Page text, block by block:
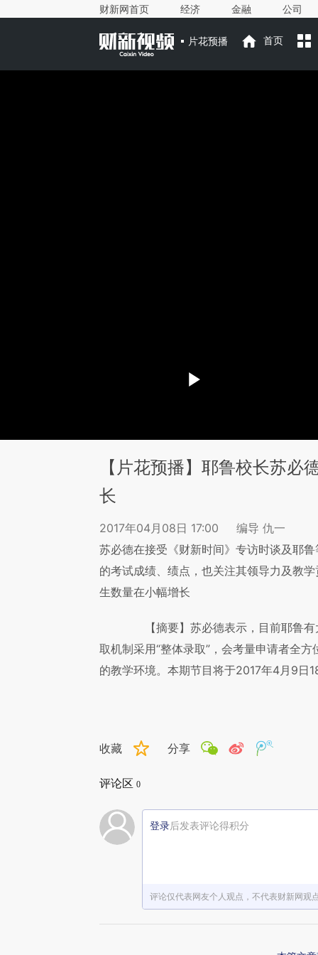
财新网首页 经济 金融 公司
片花预播 首页
【片花预播】耶鲁校长苏必
长
2017年04月08日 17:00
编导 仇一
苏必德在接受《财新时间》专访时谈及耶
的考试成绩、绩点，也关注其领导力及教
生数量在小幅增长
【摘要】苏必德表示，目前耶鲁有
取机制采用“整体录取”，会考量申请者全
的教学环境。本期节目将于2017年4月9日
收藏 分享
评论区 0
登录后发表评论得积分
评论仅代表网友个人观点，不代表财新网观